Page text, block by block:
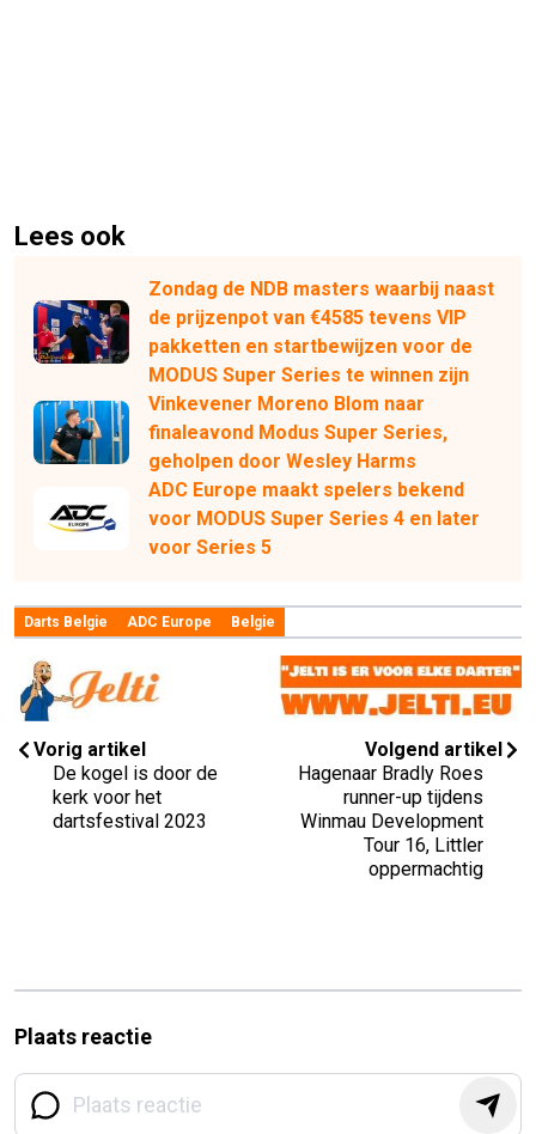
Lees ook
Zondag de NDB masters waarbij naast
de prijzenpot van €4585 tevens VIP
pakketten en startbewijzen voor de
MODUS Super Series te winnen zijn
Vinkevener Moreno Blom naar
finaleavond Modus Super Series,
geholpen door Wesley Harms
ADC Europe maakt spelers bekend
voor MODUS Super Series 4 en later
voor Series 5
Darts Belgie ADC Europe Belgie
Vorig artikel
De kogel is door de
kerk voor het
dartsfestival 2023
Volgend artikel
Hagenaar Bradly Roes
runner-up tijdens
Winmau Development
Tour 16, Littler
oppermachtig
Plaats reactie